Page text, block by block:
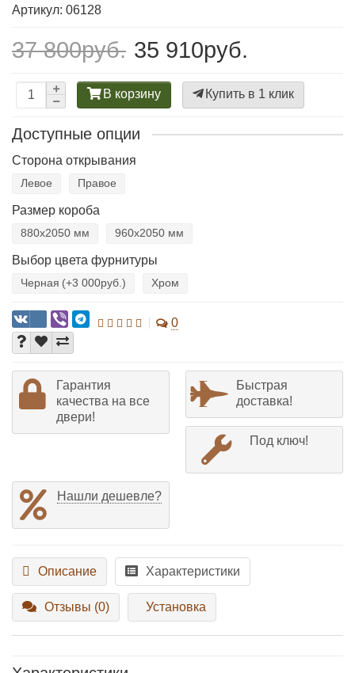
Артикул: 06128
37 800руб. 35 910руб.
В корзину Купить в 1 клик
Доступные опции
Сторона открывания
Левое Правое
Размер короба
880х2050 мм 960х2050 мм
Выбор цвета фурнитуры
Черная (+3 000руб.) Хром
0
Гарантия
качества на все
двери!
Быстрая
доставка!
Под ключ!
Нашли дешевле?
Описание Характеристики
Отзывы (0) Установка